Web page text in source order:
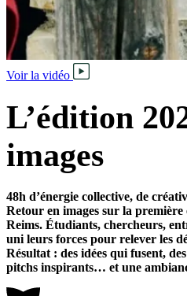
Voir la vidéo
L’édition
images
48h d’énergie collective, de
Retour en images sur la
Reims. Étudiants, chercheurs,
uni leurs forces pour relever les
Résultat : des idées qui fusent,
pitchs inspirants… et une